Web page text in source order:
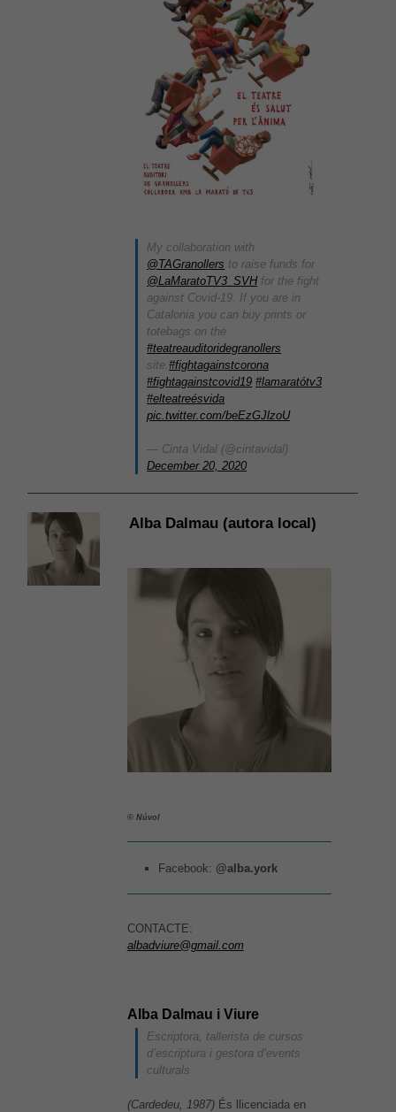
My collaboration with
@TAGranollers to raise funds for
@LaMaratoTV3_SVHfor the fight
against Covid-19. If you are in
Catalonia you can buy prints or
totebags on the
#teatreauditoridegranollers
site.#fightagainstcorona
#fightagainstcovid19 #lamaratótv3
#elteatreésvida
pic.twitter.com/beEzGJlzoU
— Cinta Vidal (@cintavidal)
December 20, 2020
Alba Dalmau (autora local)
© Núvol
Facebook: @alba.york
CONTACTE:
albadviure@gmail.com
Alba Dalmau i Viure
Escriptora, tallerista de cursos
d’escriptura i gestora d’events
culturals
(Cardedeu, 1987)És llicenciada en